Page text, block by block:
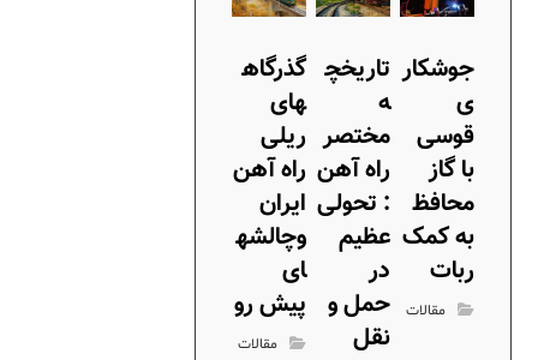
جوشکار
ی
قوسی
با گاز
محافظ
به کمک
ربات
مقالات
تاریخچ
ه
مختصر
راه آهن
: تحولی
عظیم
در
حمل و
نقل
گذرگاه
های
ریلی
راه آهن
ایران
وچالشه
ای
پیش رو
مقالات